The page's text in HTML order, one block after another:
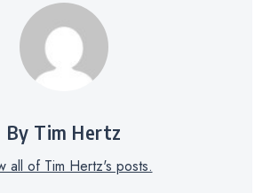
By Tim Hertz
all of Tim Hertz's posts.